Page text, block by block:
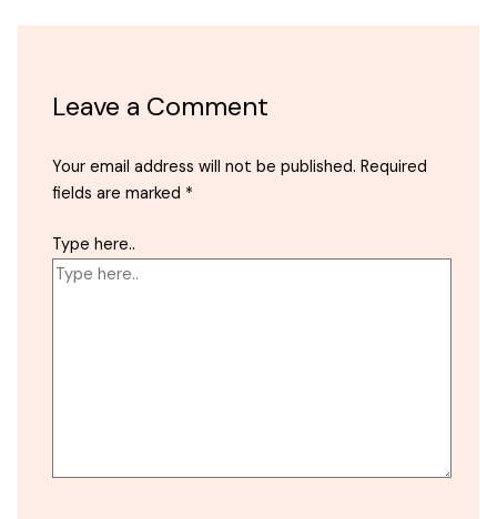
Leave a Comment
Your email address will not be published. Required
fields are marked *
Type here..